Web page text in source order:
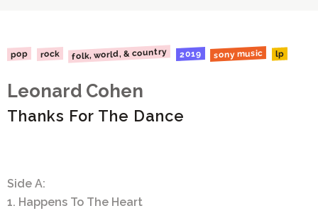
pop rock folk, world, & country 2019 sony music lp
Leonard Cohen
Thanks For The Dance
Side A:
1. Happens To The Heart